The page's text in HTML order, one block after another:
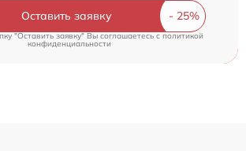
Оставить заявку
"Оставить заявку" Вы соглашаетесь cполитикой
конфиденциальности